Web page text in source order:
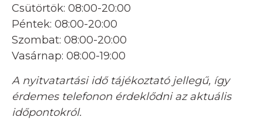
Csütörtök: 08:00-20:00
Péntek: 08:00-20:00
Szombat: 08:00-20:00
Vasárnap: 08:00-19:00
A nyitvatartási idő tájékoztató jellegű, így
érdemes telefonon érdeklődni az aktuális
időpontokról.